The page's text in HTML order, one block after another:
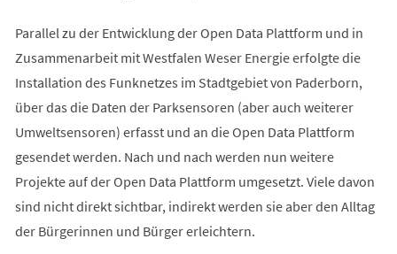
Parallel zu der Entwicklung der Open Data Plattform und in
Zusammenarbeit mit Westfalen Weser Energie erfolgte die
Installation des Funknetzes im Stadtgebiet von Paderborn,
über das die Daten der Parksensoren (aber auch weiterer
Umweltsensoren) erfasst und an die Open Data Plattform
gesendet werden. Nach und nach werden nun weitere
Projekte auf der Open Data Plattform umgesetzt. Viele davon
sind nicht direkt sichtbar, indirekt werden sie aber den Alltag
der Bürgerinnen und Bürger erleichtern.